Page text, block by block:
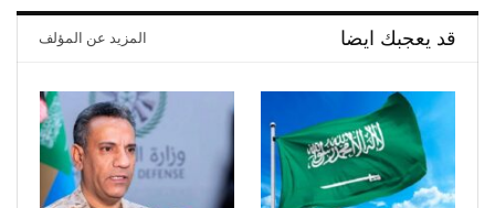
قد يعجبك ايضا المزيد عن المؤلف